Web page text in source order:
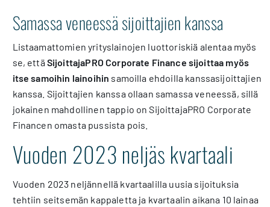
Samassa veneessä sijoittajien kanssa
Listaamattomien yrityslainojen luottoriskiä alentaa myös
se, että SijoittajaPRO Corporate Finance sijoittaa myös
itse samoihin lainoihin samoilla ehdoilla kanssasijoittajien
kanssa. Sijoittajien kanssa ollaan samassa veneessä, sillä
jokainen mahdollinen tappio on SijoittajaPRO Corporate
Financen omasta pussista pois.
Vuoden 2023 neljäs kvartaali
Vuoden 2023 neljännellä kvartaalilla uusia sijoituksia
tehtiin seitsemän kappaletta ja kvartaalin aikana 10 lainaa